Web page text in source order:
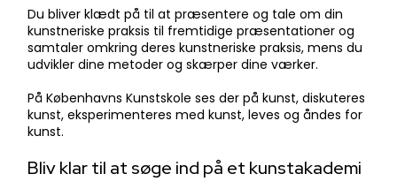
​​Du bliver klædt på til at præsentere og tale om din
kunstneriske praksis til fremtidige præsentationer og
samtaler omkring deres kunstneriske praksis, mens du
udvikler dine metoder og skærper dine værker.
​På Københavns Kunstskole ses der på kunst, diskuteres
kunst, eksperimenteres med kunst, leves og åndes for
kunst.
Bliv klar til at søge ind på et kunstakademi